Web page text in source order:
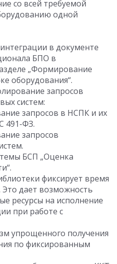
со всей требуемой
одной
в документе
БПО в
„Формирование
оборудования“.
запросов
систем:
запросов в НСПК и их
491-ФЗ.
запросов
БСП „Оценка
фиксирует время
дает возможность
ресурсы на исполнение
при работе с
упрощенного получения
по фиксированным